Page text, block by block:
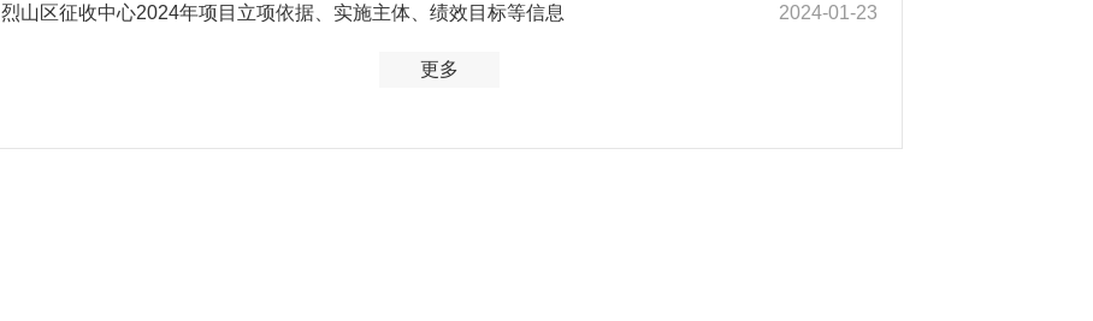
2024-01-23
烈山区征收中心2024年项目立项依据、实施主体、绩效目标等信息
更多